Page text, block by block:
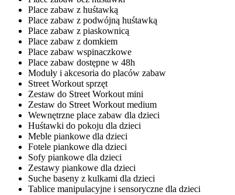
Place zabaw z huśtawką
Place zabaw z podwójną huśtawką
Place zabaw z piaskownicą
Place zabaw z domkiem
Place zabaw wspinaczkowe
Place zabaw dostępne w 48h
Moduły i akcesoria do placów zabaw
Street Workout sprzęt
Zestaw do Street Workout mini
Zestaw do Street Workout medium
Wewnętrzne place zabaw dla dzieci
Huśtawki do pokoju dla dzieci
Meble piankowe dla dzieci
Fotele piankowe dla dzieci
Sofy piankowe dla dzieci
Zestawy piankowe dla dzieci
Suche baseny z kulkami dla dzieci
Tablice manipulacyjne i sensoryczne dla dzieci